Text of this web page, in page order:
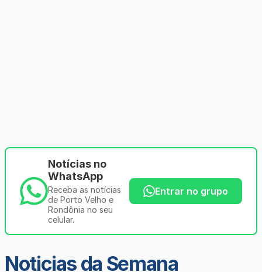
Notícias no
WhatsApp
Receba as notícias
de Porto Velho e
Rondônia no seu
celular.
Entrar no grupo
Noticias da Semana